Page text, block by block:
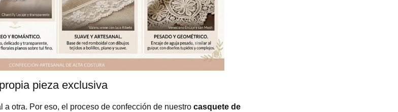
pieza exclusiva
otra. Por eso, el proceso de confección de nuestro casquete de